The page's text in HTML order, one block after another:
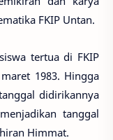
FKIP Untan.
tertua di FKIP
1983. Hingga
didirikannya
tanggal
Himmat.